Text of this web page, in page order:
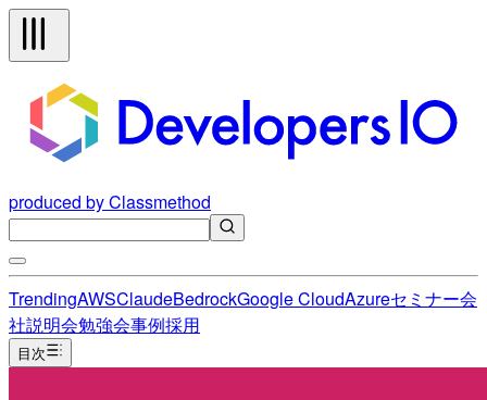
produced by Classmethod
TrendingAWSClaudeBedrockGoogle CloudAzureセミナー会
社説明会勉強会事例採用
目次